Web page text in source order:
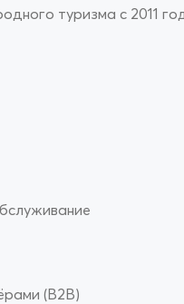
туризма с 2011
(B2B)